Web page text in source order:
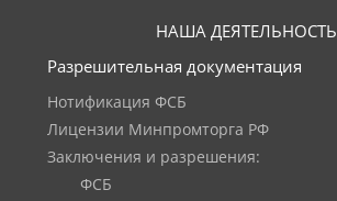
НАША ДЕЯТЕЛЬНОСТЬ
Разрешительная документация
Нотификация ФСБ
Лицензии Минпромторга РФ
Заключения и разрешения:
ФСБ